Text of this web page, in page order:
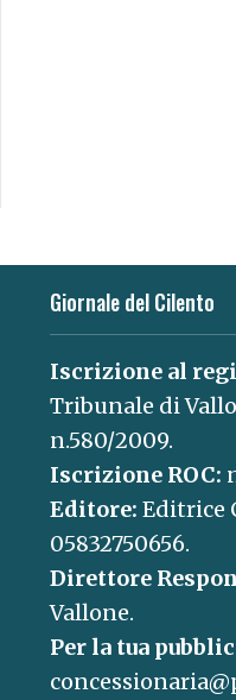
Giornale del Cilento
Iscrizione al
Tribunale di
n.580/2009.
Iscrizione ROC:
Editore: Editrice
05832750656.
Direttore
Vallone.
Per la tua